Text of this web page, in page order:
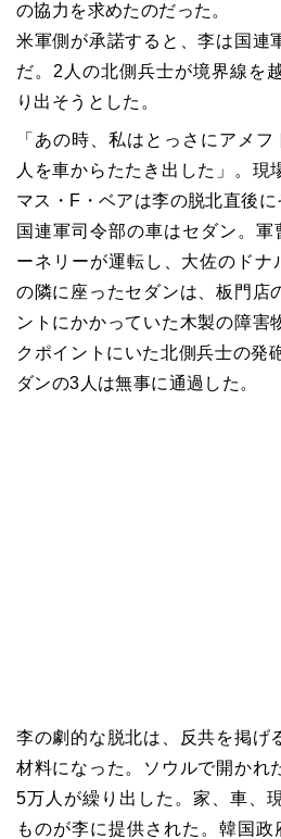
の協力を求めたのだった。
米軍側が承諾すると、李は国連
だ。2人の北側兵士が境界線を
り出そうとした。
「あの時、私はとっさにアメ
人を車からたたき出した」。現
マス・F・ベアは李の脱北直後に
国連軍司令部の車はセダン。
ーネリーが運転し、大佐のド
の隣に座ったセダンは、板門店
ントにかかっていた木製の障害
クポイントにいた北側兵士の発
ダンの3人は無事に通過した。
李の劇的な脱北は、反共を掲げ
材料になった。ソウルで開かれ
5万人が繰り出した。家、車、
ものが李に提供された。韓国